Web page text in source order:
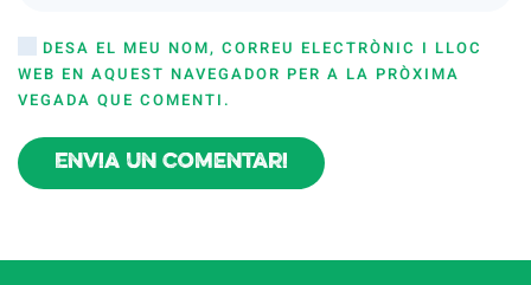
DESA EL MEU NOM, CORREU ELECTRÒNIC I LLOC
WEB EN AQUEST NAVEGADOR PER A LA PRÒXIMA
VEGADA QUE COMENTI.
Envia un comentari